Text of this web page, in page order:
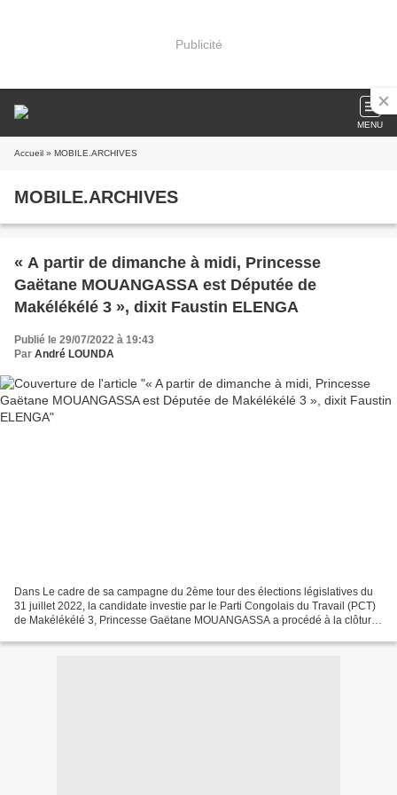
Publicité
MENU
Accueil » MOBILE.ARCHIVES
MOBILE.ARCHIVES
« A partir de dimanche à midi, Princesse
Gaëtane MOUANGASSA est Députée de
Makélékélé 3 », dixit Faustin ELENGA
Publié le 29/07/2022 à 19:43
Par André LOUNDA
Dans Le cadre de sa campagne du 2ème tour des élections législatives du
31 juillet 2022, la candidate investie par le Parti Congolais du Travail (PCT)
de Makélékélé 3, Princesse Gaëtane MOUANGASSA a procédé à la clôture